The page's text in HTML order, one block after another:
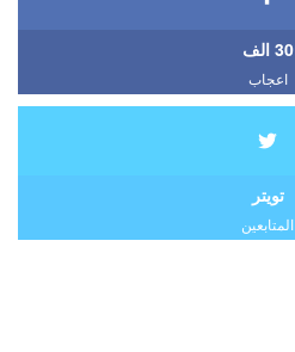
30 الف
اعجاب
تويتر
المتابعين